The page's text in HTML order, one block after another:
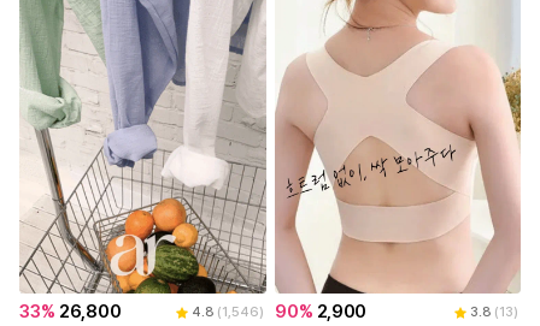
33% 26,800 4.8 (1,546) 90% 2,900 3.8 (13)